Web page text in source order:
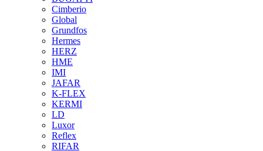
Cimberio
Global
Grundfos
Hermes
HERZ
HME
IMI
JAFAR
K-FLEX
KERMI
LD
Luxor
Reflex
RIFAR